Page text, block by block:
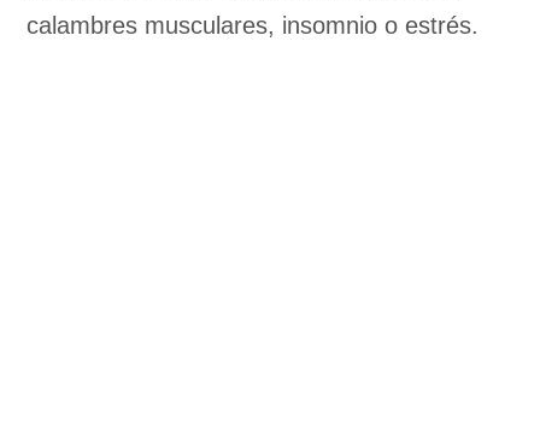
calambres musculares, insomnio o estrés.